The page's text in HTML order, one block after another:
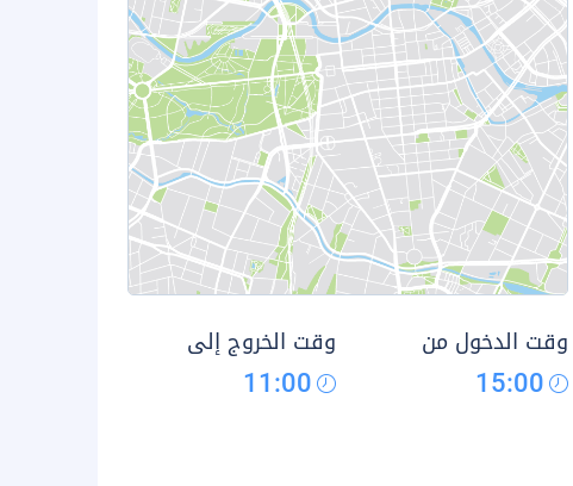
وقت الدخول من
15:00
وقت الخروج إلى
11:00